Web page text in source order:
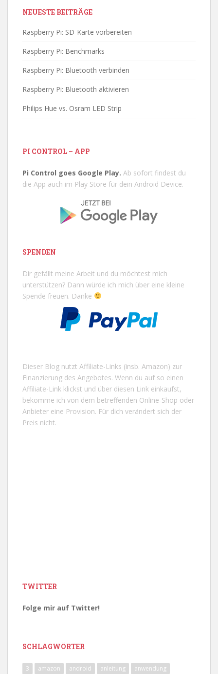
NEUESTE BEITRÄGE
Raspberry Pi: SD-Karte vorbereiten
Raspberry Pi: Benchmarks
Raspberry Pi: Bluetooth verbinden
Raspberry Pi: Bluetooth aktivieren
Philips Hue vs. Osram LED Strip
PI CONTROL – APP
Pi Control goes Google Play. Ab sofort findest du
die App auch im Play Store für dein Android Device.
SPENDEN
Dir gefällt meine Arbeit und du möchtest mich
unterstützen? Dann würde ich mich über eine kleine
Spende freuen. Danke
Dieser Blog nutzt Affiliate-Links (insb. Amazon) zur
Finanzierung des Angebotes. Wenn du auf so einen
Affiliate-Link klickst und über diesen Link einkaufst,
bekomme ich von dem betreffenden Online-Shop oder
Anbieter eine Provision. Für dich verändert sich der
Preis nicht.
TWITTER
Folge mir auf Twitter!
SCHLAGWÖRTER
3 amazon android anleitung anwendung